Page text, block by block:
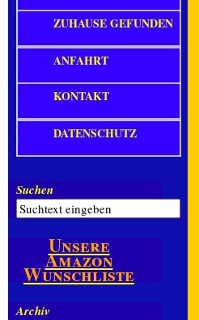
ZUHAUSE GEFUNDEN
ANFAHRT
KONTAKT
DATENSCHUTZ
Suchen
Unsere
Amazon
Wunschliste
Archiv